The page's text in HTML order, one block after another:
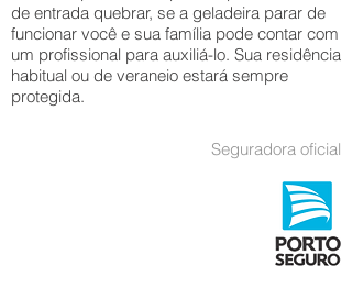
de entrada quebrar, se a geladeira parar de
funcionar você e sua família pode contar com
um profissional para auxiliá-lo. Sua residência
habitual ou de veraneio estará sempre
protegida.
Seguradora oficial